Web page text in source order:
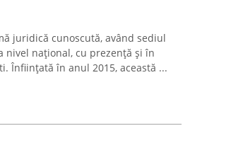
juridică cunoscută, având sediul
nivel național, cu prezență și în
Înființată în anul 2015, această ...